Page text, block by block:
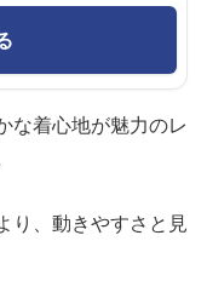
な着心地が魅力のレ
り、動きやすさと見